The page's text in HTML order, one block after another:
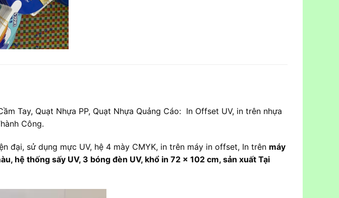
Tay, Quạt Nhựa PP, Quạt Nhựa Quảng Cáo: In Offset UV, in trên nhựa
Công.
đại, sử dụng mực UV, hệ 4 mày CMYK, in trên máy in offset, In trên máy
hệ thống sấy UV, 3 bóng đèn UV, khổ in 72 x 102 cm, sản xuất Tại